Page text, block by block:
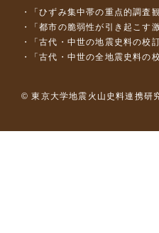
「ひずみ集中帯の重点的調
「都市の脆弱性が引き起こ
「古代・中世の地震史料の
「古代・中世の全地震史料
© 東京大学地震火山史料連携研